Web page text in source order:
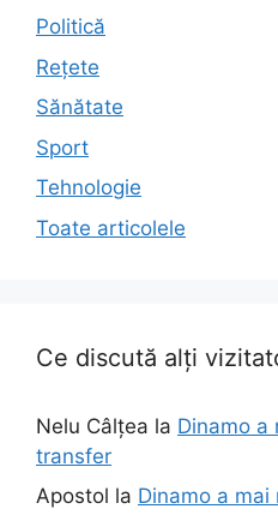
Politică
Rețete
Sănătate
Sport
Tehnologie
Toate articolele
Ce discută alți
Nelu Câlțea la Dinamo a
transfer
Apostol la Dinamo a